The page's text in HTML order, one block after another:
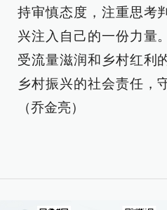
持审慎态度，注重思考
兴注入自己的一份力量
受流量滋润和乡村红利
乡村振兴的社会责任，
（乔金亮）